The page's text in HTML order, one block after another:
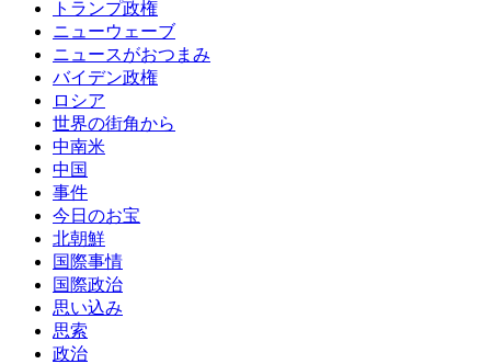
トランプ政権
ニューウェーブ
ニュースがおつまみ
バイデン政権
ロシア
世界の街角から
中南米
中国
事件
今日のお宝
北朝鮮
国際事情
国際政治
思い込み
思索
政治